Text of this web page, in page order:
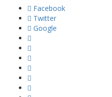
Facebook
Twitter
Google